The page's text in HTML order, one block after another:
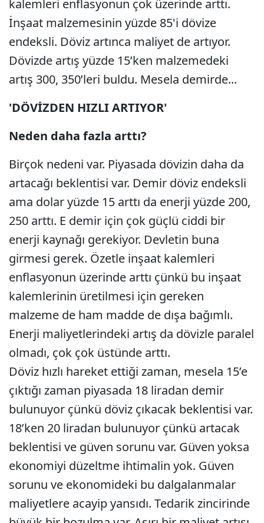
kalemleri enflasyonun çok üzerinde arttı.
İnşaat malzemesinin yüzde 85'i dövize
endeksli. Döviz artınca maliyet de artıyor.
Dövizde artış yüzde 15’ken malzemedeki
artış 300, 350’leri buldu. Mesela demirde...
'DÖVİZDEN HIZLI ARTIYOR'
Neden daha fazla arttı?
Birçok nedeni var. Piyasada dövizin daha da
artacağı beklentisi var. Demir döviz endeksli
ama dolar yüzde 15 arttı da enerji yüzde 200,
250 arttı. E demir için çok güçlü ciddi bir
enerji kaynağı gerekiyor. Devletin buna
girmesi gerek. Özetle inşaat kalemleri
enflasyonun üzerinde arttı çünkü bu inşaat
kalemlerinin üretilmesi için gereken
malzeme de ham madde de dışa bağımlı.
Enerji maliyetlerindeki artış da dövizle paralel
olmadı, çok çok üstünde arttı.
Döviz hızlı hareket ettiği zaman, mesela 15’e
çıktığı zaman piyasada 18 liradan demir
bulunuyor çünkü döviz çıkacak beklentisi var.
18’ken 20 liradan bulunuyor çünkü artacak
beklentisi ve güven sorunu var. Güven yoksa
ekonomiyi düzeltme ihtimalin yok. Güven
sorunu ve ekonomideki bu dalgalanmalar
maliyetlere acayip yansıdı. Tedarik zincirinde